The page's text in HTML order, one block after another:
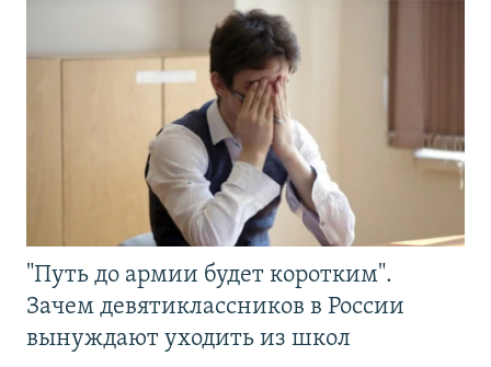
"Путь до армии будет коротким".
Зачем девятиклассников в России
вынуждают уходить из школ